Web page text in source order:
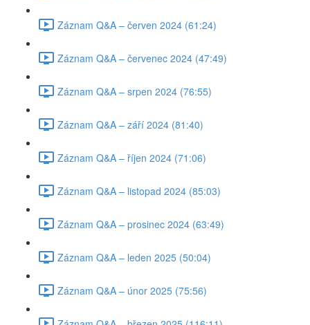
Záznam Q&A – červen 2024 (61:24)
Záznam Q&A – červenec 2024 (47:49)
Záznam Q&A – srpen 2024 (76:55)
Záznam Q&A – září 2024 (81:40)
Záznam Q&A – říjen 2024 (71:06)
Záznam Q&A – listopad 2024 (85:03)
Záznam Q&A – prosinec 2024 (63:49)
Záznam Q&A – leden 2025 (50:04)
Záznam Q&A – únor 2025 (75:56)